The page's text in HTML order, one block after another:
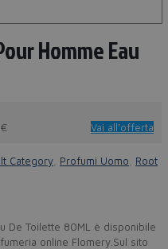
Homme Eau
Vai all'offerta
Category Profumi Uomo
Root
De Toilette 80ML è disponibile
online Flomery.Sul sito